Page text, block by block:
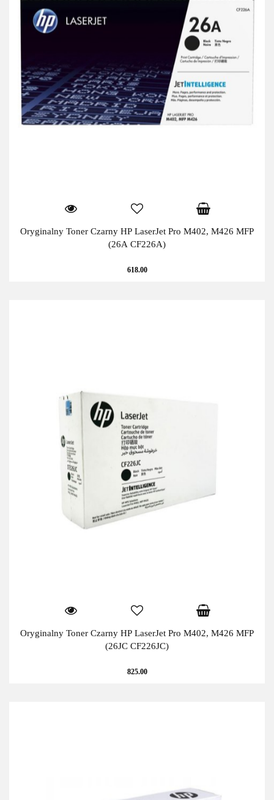
Oryginalny Toner Czarny HP LaserJet Pro M402, M426 MFP
(26A CF226A)
618.00
Oryginalny Toner Czarny HP LaserJet Pro M402, M426 MFP
(26JC CF226JC)
825.00